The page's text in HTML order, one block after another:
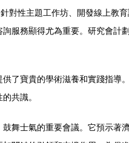
對性主題工作坊、開發線上教
服務顯得尤為重要。研究會計
了寶貴的學術滋養和實踐指導
共識。
舞士氣的重要會議。它預示著